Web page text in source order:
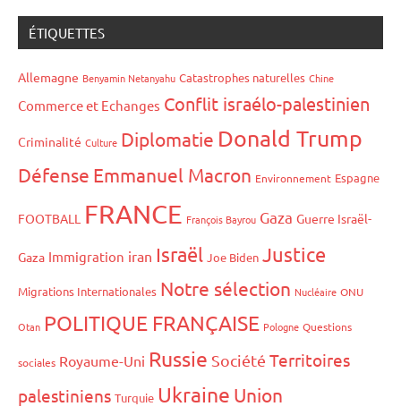
ÉTIQUETTES
Allemagne Benyamin Netanyahu Catastrophes naturelles Chine
Commerce et Echanges Conflit israélo-palestinien
Criminalité Culture Diplomatie Donald Trump
Défense Emmanuel Macron Environnement Espagne
FOOTBALL FRANCE François Bayrou Gaza Guerre Israël-
Gaza Immigration iran Israël Joe Biden Justice
Migrations Internationales Notre sélection Nucléaire ONU
Otan POLITIQUE FRANÇAISE Pologne Questions
sociales Royaume-Uni Russie Société Territoires
palestiniens Turquie Ukraine Union